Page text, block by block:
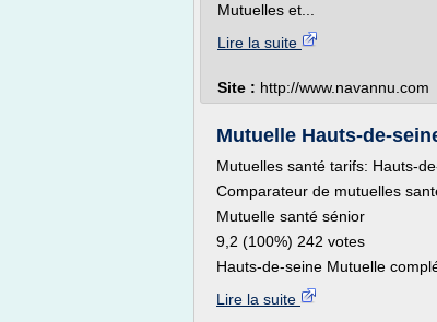
Mutuelles et...
Lire la suite
Site : http://www.navannu.com
Mutuelle Hauts-de-
Mutuelles santé tarifs: Hauts-
Comparateur de mutuelles
Mutuelle santé sénior
9,2 (100%) 242 votes
Hauts-de-seine Mutuelle
Lire la suite